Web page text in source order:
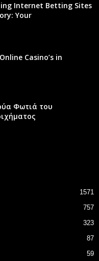
Internet Betting Sites
Your
Casino’s in
Φωτιά του
1571
757
323
87
59